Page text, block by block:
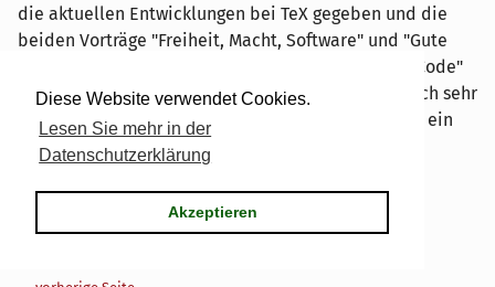
Diese Website verwendet Cookies.
Lesen Sie mehr in der
Datenschutzerklärung
Akzeptieren
die aktuellen Entwicklungen bei TeX gegeben und die
beiden Vorträge "Freiheit, Macht, Software" und "Gute
Open-Source-Projekte bestehen aus mehr als nur Code"
waren keine Technik-Vorträge gefielen mir aber auch sehr
gut. Michael Prokop, der Projektleiter von
ist ein
wirklich guter Referent.